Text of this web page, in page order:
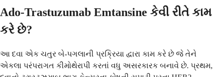
Ado-Trastuzumab Emtansine કેવી રીતે કામ
કરે છે?
આ દવા એક ચતુર બે-પગલાની પ્રક્રિયા દ્વારા કામ કરે છે જે તેને
એકલા પરંપરાગત કીમોથેરાપી કરતાં વધુ અસરકારક બનાવે છે. પ્રથમ,